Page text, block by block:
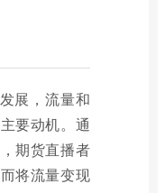
展，流量和
要动机。通
期货直播者
将流量变现